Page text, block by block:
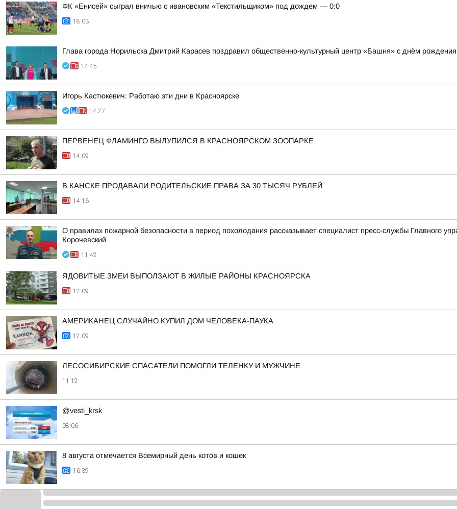
ФК «Енисей» сыграл вничью с ивановским «Текстильщиком» под дождем — 0:0
18:03
Глава города Норильска Дмитрий Карасев поздравил общественно-культурный центр «Башня» с днём
14:45
Игорь Кастюкевич: Работаю эти дни в Красноярске
14:27
ПЕРВЕНЕЦ ФЛАМИНГО ВЫЛУПИЛСЯ В КРАСНОЯРСКОМ ЗООПАРКЕ
14:09
В КАНСКЕ ПРОДАВАЛИ РОДИТЕЛЬСКИЕ ПРАВА ЗА 30 ТЫСЯЧ РУБЛЕЙ
14:16
О правилах пожарной безопасности в период похолодания рассказывает специалист пресс-службы Главного
Корочевский
11:42
ЯДОВИТЫЕ ЗМЕИ ВЫПОЛЗАЮТ В ЖИЛЫЕ РАЙОНЫ КРАСНОЯРСКА
12:09
АМЕРИКАНЕЦ СЛУЧАЙНО КУПИЛ ДОМ ЧЕЛОВЕКА-ПАУКА
12:09
ЛЕСОСИБИРСКИЕ СПАСАТЕЛИ ПОМОГЛИ ТЕЛЕНКУ И МУЖЧИНЕ
11:12
@vesti_krsk
08:06
8 августа отмечается Всемирный день котов и кошек
16:39